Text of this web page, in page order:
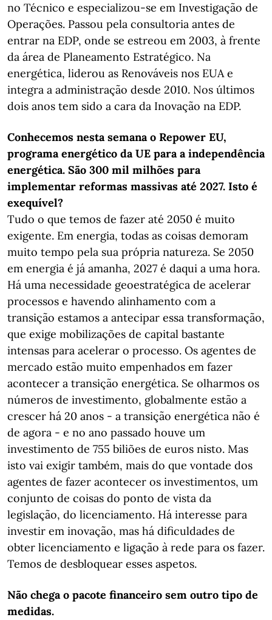
no Técnico e especializou-se em Investigação de
Operações. Passou pela consultoria antes de
entrar na EDP, onde se estreou em 2003, à frente
da área de Planeamento Estratégico. Na
energética, liderou as Renováveis nos EUA e
integra a administração desde 2010. Nos últimos
dois anos tem sido a cara da Inovação na EDP.
Conhecemos nesta semana o Repower EU,
programa energético da UE para a independência
energética. São 300 mil milhões para
implementar reformas massivas até 2027. Isto é
exequível?
Tudo o que temos de fazer até 2050 é muito
exigente. Em energia, todas as coisas demoram
muito tempo pela sua própria natureza. Se 2050
em energia é já amanha, 2027 é daqui a uma hora.
Há uma necessidade geoestratégica de acelerar
processos e havendo alinhamento com a
transição estamos a antecipar essa transformação,
que exige mobilizações de capital bastante
intensas para acelerar o processo. Os agentes de
mercado estão muito empenhados em fazer
acontecer a transição energética. Se olharmos os
números de investimento, globalmente estão a
crescer há 20 anos - a transição energética não é
de agora - e no ano passado houve um
investimento de 755 biliões de euros nisto. Mas
isto vai exigir também, mais do que vontade dos
agentes de fazer acontecer os investimentos, um
conjunto de coisas do ponto de vista da
legislação, do licenciamento. Há interesse para
investir em inovação, mas há dificuldades de
obter licenciamento e ligação à rede para os fazer.
Temos de desbloquear esses aspetos.
Não chega o pacote financeiro sem outro tipo de
medidas.